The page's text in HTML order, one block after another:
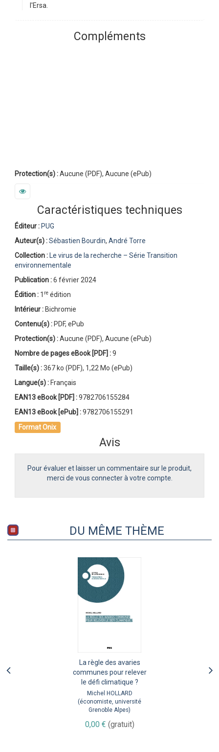
l'Ersa.
Compléments
Protection(s) :Aucune (PDF), Aucune (ePub)
Caractéristiques techniques
Éditeur : PUG
Auteur(s) :Sébastien Bourdin, André Torre
Collection : Le virus de la recherche – Série Transition
environnementale
Publication :6 février 2024
Édition : 1 re édition
Intérieur : Bichromie
Contenu(s) : PDF, ePub
Protection(s) :Aucune (PDF), Aucune (ePub)
Nombre de pageseBook [PDF] :9
Taille(s) :367 ko (PDF), 1,22 Mo (ePub)
Langue(s) : Français
EAN13 eBook [PDF] :9782706155284
EAN13 eBook [ePub] :9782706155291
Format Onix
Avis
Pour évaluer et laisser un commentaire sur le produit,
merci de vous connecter à votre compte.
DU MÊME THÈME
La règle des avaries
communes pour relever
le défi climatique ?
Michel HOLLARD
(économiste, université
Grenoble Alpes)
0,00 € (gratuit)